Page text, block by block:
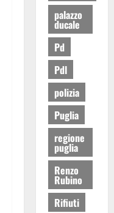
palazzo
ducale
Pd
Pdl
polizia
Puglia
regione
puglia
Renzo
Rubino
Rifiuti